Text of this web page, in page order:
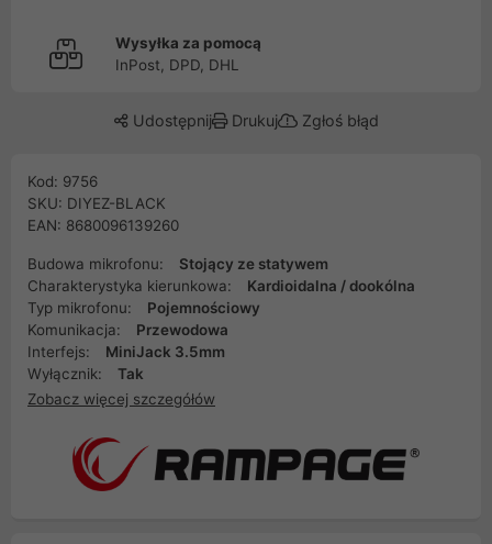
Wysyłka za pomocą
InPost, DPD, DHL
Udostępnij Drukuj Zgłoś błąd
Kod: 9756
SKU: DIYEZ-BLACK
EAN: 8680096139260
Budowa mikrofonu:
Stojący ze statywem
Charakterystyka kierunkowa:
Kardioidalna / dookólna
Typ mikrofonu:
Pojemnościowy
Komunikacja:
Przewodowa
Interfejs:
MiniJack 3.5mm
Wyłącznik:
Tak
Zobacz więcej szczegółów